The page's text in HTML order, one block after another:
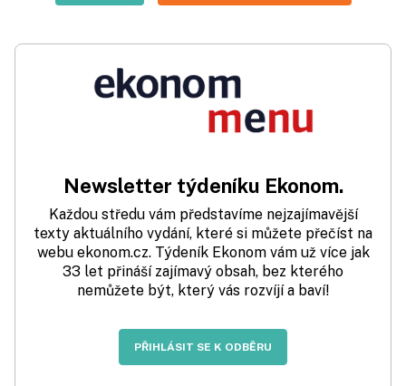
Newsletter týdeníku Ekonom.
Každou středu vám představíme nejzajímavější
texty aktuálního vydání, které si můžete přečíst na
webu ekonom.cz. Týdeník Ekonom vám už více jak
33 let přináší zajímavý obsah, bez kterého
nemůžete být, který vás rozvíjí a baví!
PŘIHLÁSIT SE K ODBĚRU